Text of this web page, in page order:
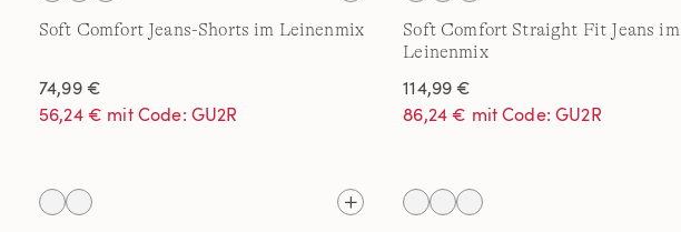
Soft Comfort Jeans-Shorts im Leinenmix
74,99 €
56,24 € mit Code: GU2R
Soft Comfort Straight Fit Jeans im
Leinenmix
114,99 €
86,24 € mit Code: GU2R